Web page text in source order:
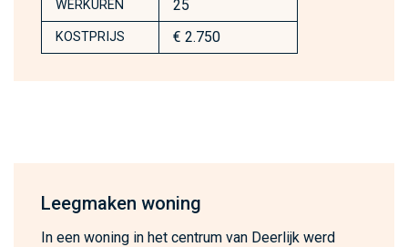
WERKUREN 25
KOSTPRIJS € 2.750
Leegmaken woning
In een woning in het centrum van Deerlijk werd